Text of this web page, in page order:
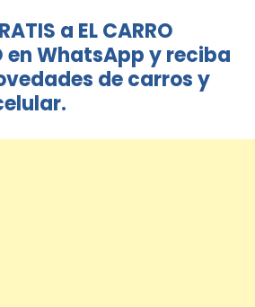
a EL CARRO
en WhatsApp y reciba
de carros y